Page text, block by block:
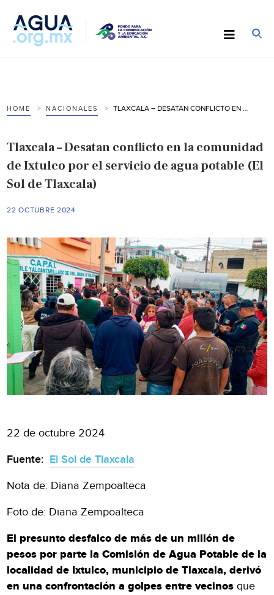
HOME NACIONALES
Tlaxcala – Desatan conflicto en la comunidad
de Ixtulco por el servicio de agua potable (El
Sol de Tlaxcala)
22 OCTUBRE 2024
22 de octubre 2024
Fuente: El Sol de Tlaxcala
Nota de: Diana Zempoalteca
Foto de: Diana Zempoalteca
El presunto desfalco de más de un millón de
pesos por parte la Comisión de Agua Potable de la
localidad de Ixtulco, municipio de Tlaxcala, derivó
en una confrontación a golpes entre vecinosque